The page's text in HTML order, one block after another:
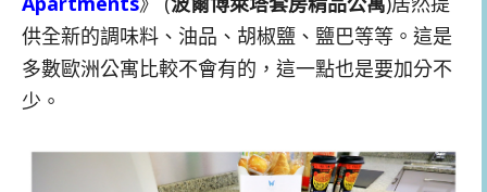
供全新的調味料、油品、胡椒鹽、鹽巴等等。這是
多數歐洲公寓比較不會有的，這一點也是要加分不
少。